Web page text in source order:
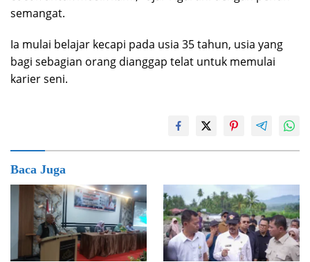
semangat.
Ia mulai belajar kecapi pada usia 35 tahun, usia yang
bagi sebagian orang dianggap telat untuk memulai
karier seni.
Baca Juga